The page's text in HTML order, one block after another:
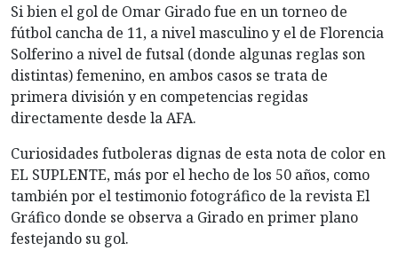
Si bien el gol de Omar Girado fue en un torneo de
fútbol cancha de 11, a nivel masculino y el de Florencia
Solferino a nivel de futsal (donde algunas reglas son
distintas) femenino, en ambos casos se trata de
primera división y en competencias regidas
directamente desde la AFA.
Curiosidades futboleras dignas de esta nota de color en
EL SUPLENTE, más por el hecho de los 50 años, como
también por el testimonio fotográfico de la revista El
Gráfico donde se observa a Girado en primer plano
festejando su gol.